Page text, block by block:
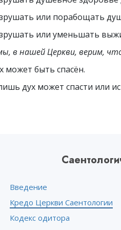
или порабощать
или уменьшать
в нашей Церкви, верим,
может быть спасён.
дух может спасти или
Введение
Кредо Церкви Саентологии
Кодекс одитора